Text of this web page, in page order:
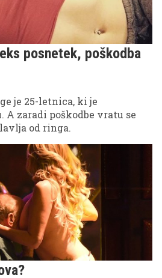
posnetek, poškodba
je 25-letnica, ki je
A zaradi poškodbe vratu se
od ringa.